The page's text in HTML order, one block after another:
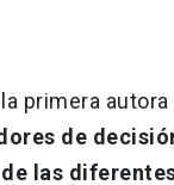
primera
de
las